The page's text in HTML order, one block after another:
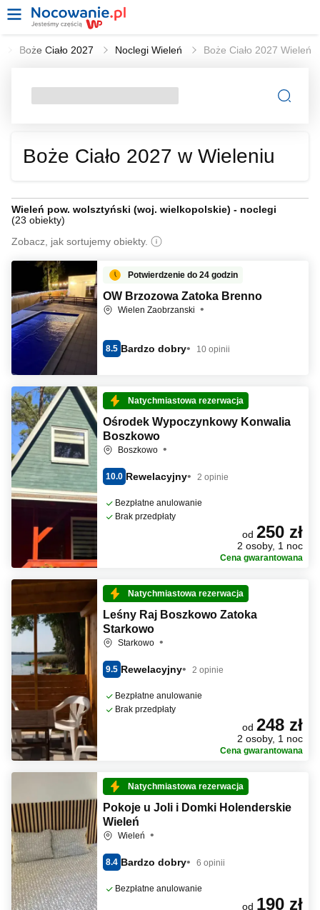
Boże Ciało 2027 Noclegi Wieleń Boże Ciało 2027 Wieleń
Boże Ciało 2027 w Wieleniu
Wieleń pow. wolsztyński (woj. wielkopolskie) - noclegi
(23 obiekty)
Zobacz, jak sortujemy obiekty.
Potwierdzenie do 24 godzin
OW Brzozowa Zatoka Brenno
Wielen Zaobrzanski
8.5 Bardzo dobry 10 opinii
Natychmiastowa rezerwacja
Ośrodek Wypoczynkowy Konwalia
Boszkowo
Boszkowo
10.0 Rewelacyjny 2 opinie
Bezpłatne anulowanie
Brak przedpłaty
od 250 zł
2 osoby, 1 noc
Cena gwarantowana
Natychmiastowa rezerwacja
Leśny Raj Boszkowo Zatoka
Starkowo
Starkowo
9.5 Rewelacyjny 2 opinie
Bezpłatne anulowanie
Brak przedpłaty
od 248 zł
2 osoby, 1 noc
Cena gwarantowana
Natychmiastowa rezerwacja
Pokoje u Joli i Domki Holenderskie
Wieleń
Wieleń
8.4 Bardzo dobry 6 opinii
Bezpłatne anulowanie
od 190 zł